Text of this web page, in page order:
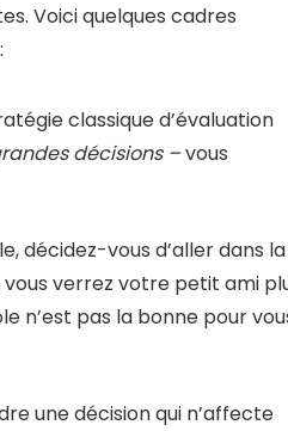
Voici quelques cadres
classique d’évaluation
décisions –vous
décidez-vous d’aller dans la
verrez votre petit ami
n’est pas la bonne pour
une décision qui n’affecte